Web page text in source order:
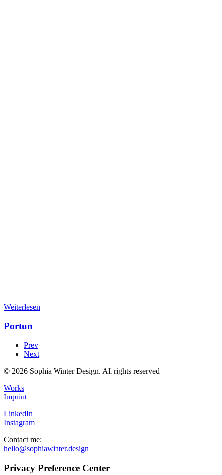
Weiterlesen
Portun
Prev
Next
© 2026 Sophia Winter Design. All rights reserved
Works
Imprint
LinkedIn
Instagram
Contact me:
hello@sophiawinter.design
Privacy Preference Center